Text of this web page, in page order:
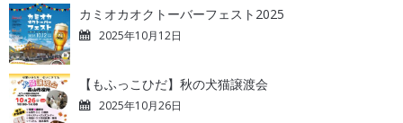
カミオカオクトーバーフェスト2025
2025年10月12日
【もふっこひだ】秋の犬猫譲渡会
2025年10月26日